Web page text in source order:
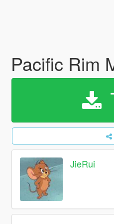
Pacific Rim
JieRui